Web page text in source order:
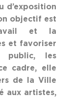
d’exposition
objectif est
et la
et favoriser
public, les
cadre, elle
de la Ville
aux artistes,